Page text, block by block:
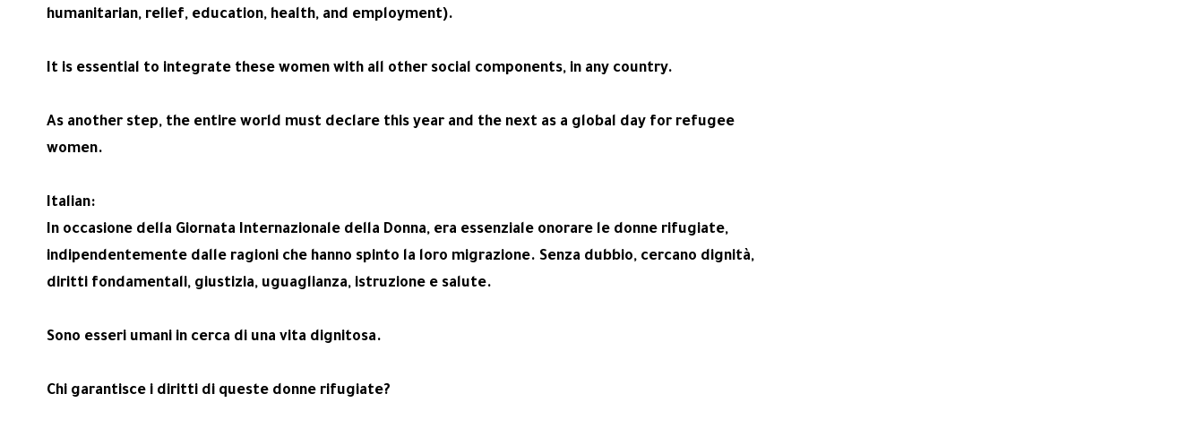
humanitarian, relief, education, health, and employment).
It is essential to integrate these women with all other social components, in any country.
As another step, the entire world must declare this year and the next as a global day for refugee
women.
Italian:
In occasione della Giornata Internazionale della Donna, era essenziale onorare le donne rifugiate,
indipendentemente dalle ragioni che hanno spinto la loro migrazione. Senza dubbio, cercano dignità,
diritti fondamentali, giustizia, uguaglianza, istruzione e salute.
Sono esseri umani in cerca di una vita dignitosa.
Chi garantisce i diritti di queste donne rifugiate?